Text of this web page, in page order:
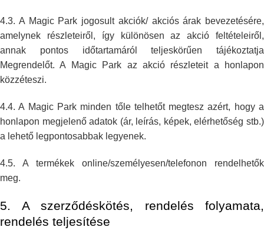
4.3. A Magic Park jogosult akciók/ akciós árak bevezetésére,
amelynek részleteiről, így különösen az akció feltételeiről,
annak pontosidőtartamáról teljeskörűen tájékoztatja
Megrendelőt. A Magic Park az akciórészleteit a honlapon
közzéteszi.
4.4. A Magic Park minden tőle telhetőt megtesz azért, hogy a
honlapon megjelenő adatok (ár, leírás, képek, elérhetőség stb.)
a lehető legpontosabbak legyenek.
4.5. A termékek online/személyesen/telefonon rendelhetők
meg.
5. A szerződéskötés, rendelés folyamata,
rendelés teljesítése